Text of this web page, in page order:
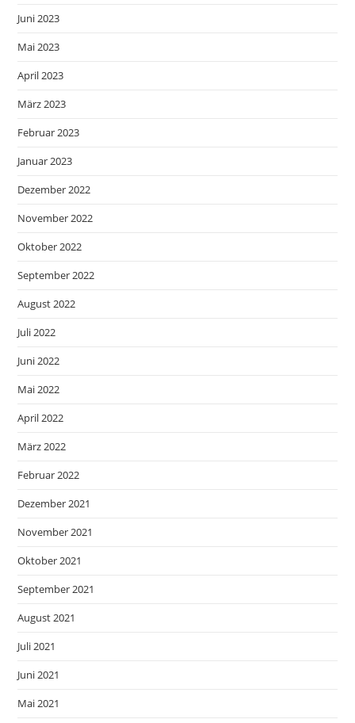
Juni 2023
Mai 2023
April 2023
März 2023
Februar 2023
Januar 2023
Dezember 2022
November 2022
Oktober 2022
September 2022
August 2022
Juli 2022
Juni 2022
Mai 2022
April 2022
März 2022
Februar 2022
Dezember 2021
November 2021
Oktober 2021
September 2021
August 2021
Juli 2021
Juni 2021
Mai 2021